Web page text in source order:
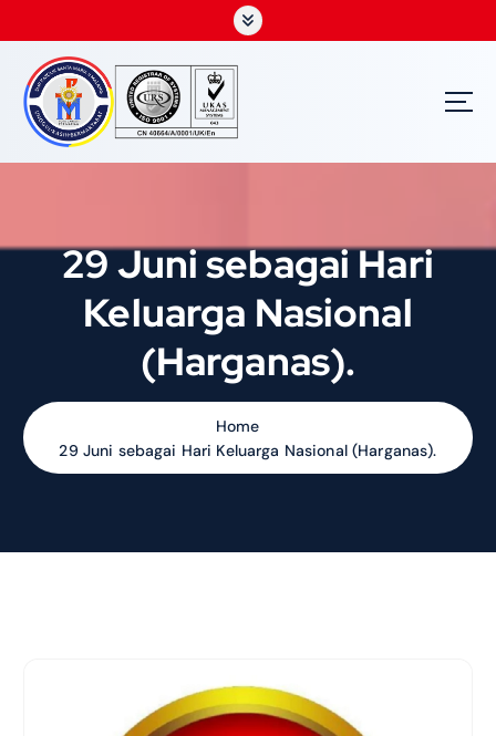
e
29 Juni sebagai Hari
Keluarga Nasional
(Harganas).
Home
29 Juni sebagai Hari Keluarga Nasional (Harganas).